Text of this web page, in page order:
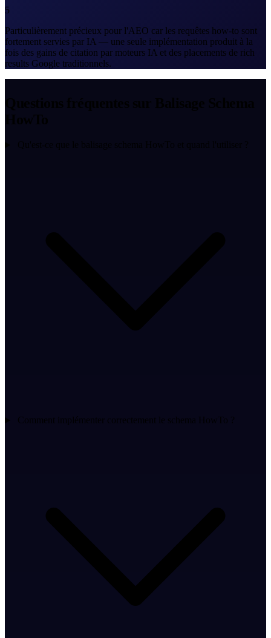
5
Particulièrement précieux pour l'AEO car les requêtes how-to sont
fortement servies par IA — une seule implémentation produit à la
fois des gains de citation par moteurs IA et des placements de rich
results Google traditionnels.
Comment implémenter correctement le schema HowTo ?